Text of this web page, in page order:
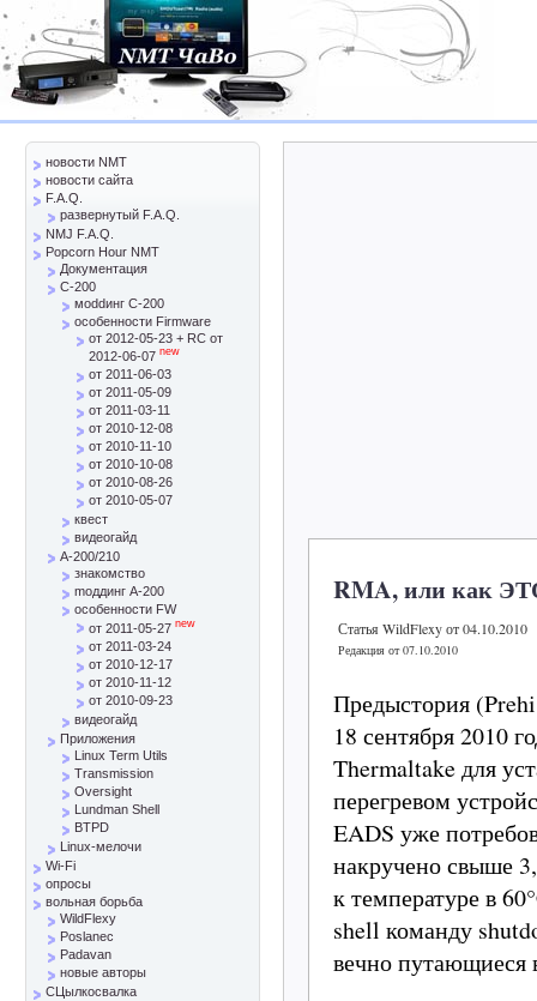
RMA, или как
Статья WildFlexy от 04.10.2010
Редакция от 07.10.2010
Предыстория
18 сентября 2010
Thermaltake для
перегревом
EADS уже
накручено свыше
к температуре в
shell команду
вечно путающиеся
новости NMT
новости сайта
F.A.Q.
развернутый F.A.Q.
NMJ F.A.Q.
Popcorn Hour NMT
Документация
C-200
моddинг C-200
особенности Firmware
от 2012-05-23 + RC от
2012-06-07 new
от 2011-06-03
от 2011-05-09
от 2011-03-11
от 2010-12-08
от 2010-11-10
от 2010-10-08
от 2010-08-26
от 2010-05-07
квест
видеогайд
A-200/210
знакомство
mоддинг A-200
особенности FW
от 2011-05-27 new
от 2011-03-24
от 2010-12-17
от 2010-11-12
от 2010-09-23
видеогайд
Приложения
Linux Term Utils
Transmission
Oversight
Lundman Shell
BTPD
Linux-мелочи
Wi-Fi
опросы
вольная борьба
WildFlexy
Poslanec
Padavan
новые авторы
СЦылкосвалка